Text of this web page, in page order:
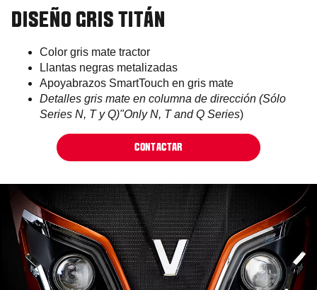
DISEÑO GRIS TITÁN
Color gris mate tractor
Llantas negras metalizadas
Apoyabrazos SmartTouch en gris mate
Detalles gris mate en columna de dirección (Sólo
Series N, T y Q)"Only N, T and Q Series)
CONTACTAR